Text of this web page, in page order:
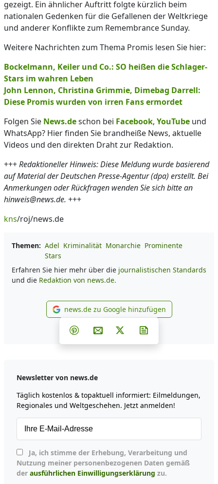
gezeigt. Ein ähnlicher Auftritt folgte kürzlich beim
nationalen Gedenken für die Gefallenen der Weltkriege
und anderer Konflikte zum Remembrance Sunday.
Weitere Nachrichten zum Thema Promis lesen Sie hier:
Bockelmann, Keiler und Co.: SO heißen die Schlager-
Stars im wahren Leben
John Lennon, Christina Grimmie, Dimebag Darrell:
Diese Promis wurden von irren Fans ermordet
Folgen Sie News.deschon bei Facebook, YouTube und
WhatsApp? Hier finden Sie brandheiße News, aktuelle
Videos und den direkten Draht zur Redaktion.
+++Redaktioneller Hinweis: Diese Meldung wurde basierend
auf Material der Deutschen Presse-Agentur (dpa) erstellt. Bei
Anmerkungen oder Rückfragen wenden Sie sich bitte an
hinweis@news.de. +++
kns/roj/news.de
Themen: Adel Kriminalität Monarchie Prominente
Stars
Erfahren Sie hier mehr über die journalistischen Standards
und die Redaktion von news.de.
news.de zu Google
news.de zu Google hinzufügen
Teilen auf Facebook
Teilen auf Whatsapp
Teilen auf Telegram
Teilen auf Pinterest
Per E-Mail teilen
Post auf X
Newsletter von news.de
Täglich kostenlos & topaktuell informiert: Eilmeldungen,
Regionales und Weltgeschehen. Jetzt anmelden!
Nutzung meiner personenbezogenen Daten gemäß
der ausführlichen Einwilligungserklärung zu.